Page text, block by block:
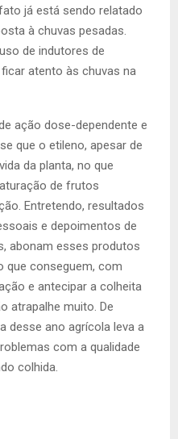
já está sendo relatado
à chuvas pesadas.
de indutores de
atento às chuvas na
ação dose-dependente e
que o etileno, apesar de
da planta, no que
de frutos
Entretendo, resultados
e depoimentos de
abonam esses produtos
que conseguem, com
e antecipar a colheita
atrapalhe muito. De
desse ano agrícola leva a
com a qualidade
colhida.